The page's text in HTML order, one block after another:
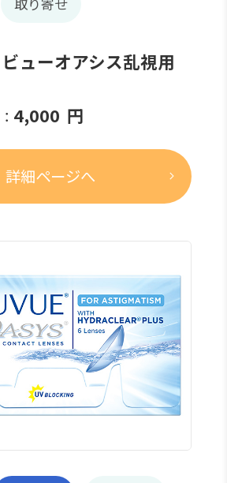
ューオアシス乱視用
4,000 円
詳細ページへ